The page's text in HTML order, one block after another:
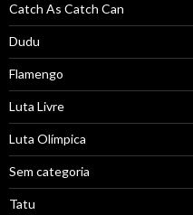
Catch As Catch Can
Dudu
Flamengo
Luta Livre
Luta Olímpica
Sem categoria
Tatu